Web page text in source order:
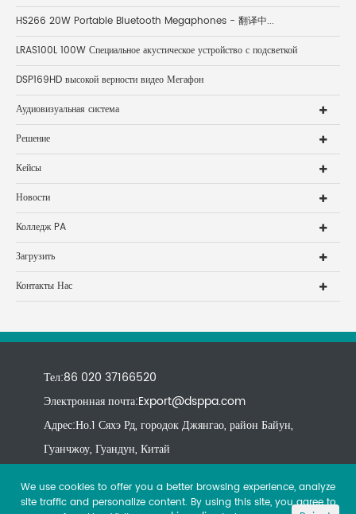
HS266 20W Portable Bluetooth Megaphones - 翻译中...
LRAS100L 100W Специальное акустическое устройство с подсветкой
DSP169HD высокой верности видео Мегафон
Аудиовизуальная система
Решение
Кейсы
Новости
Колледж PA
Загрузить
Контакты Нас
Тел:86 020 37166520
Электронная почта:Export@dsppa.com
Адрес:Но.1 Сяхэ Рд, городок Джянгао, район Байун,
Гуанчжоу, Гуандун, Китай
We use cookies to offer you a better browsing experience, analyze
site traffic and personalize content. By using this site, you agree to